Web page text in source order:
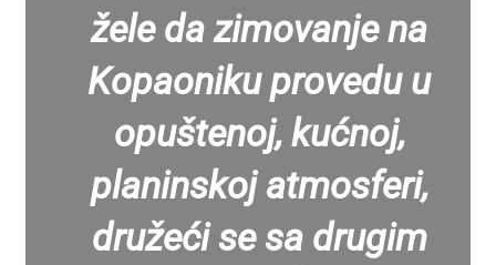
žele da zimovanje na
Kopaoniku provedu u
opuštenoj, kućnoj,
planinskoj atmosferi,
družeći se sa drugim